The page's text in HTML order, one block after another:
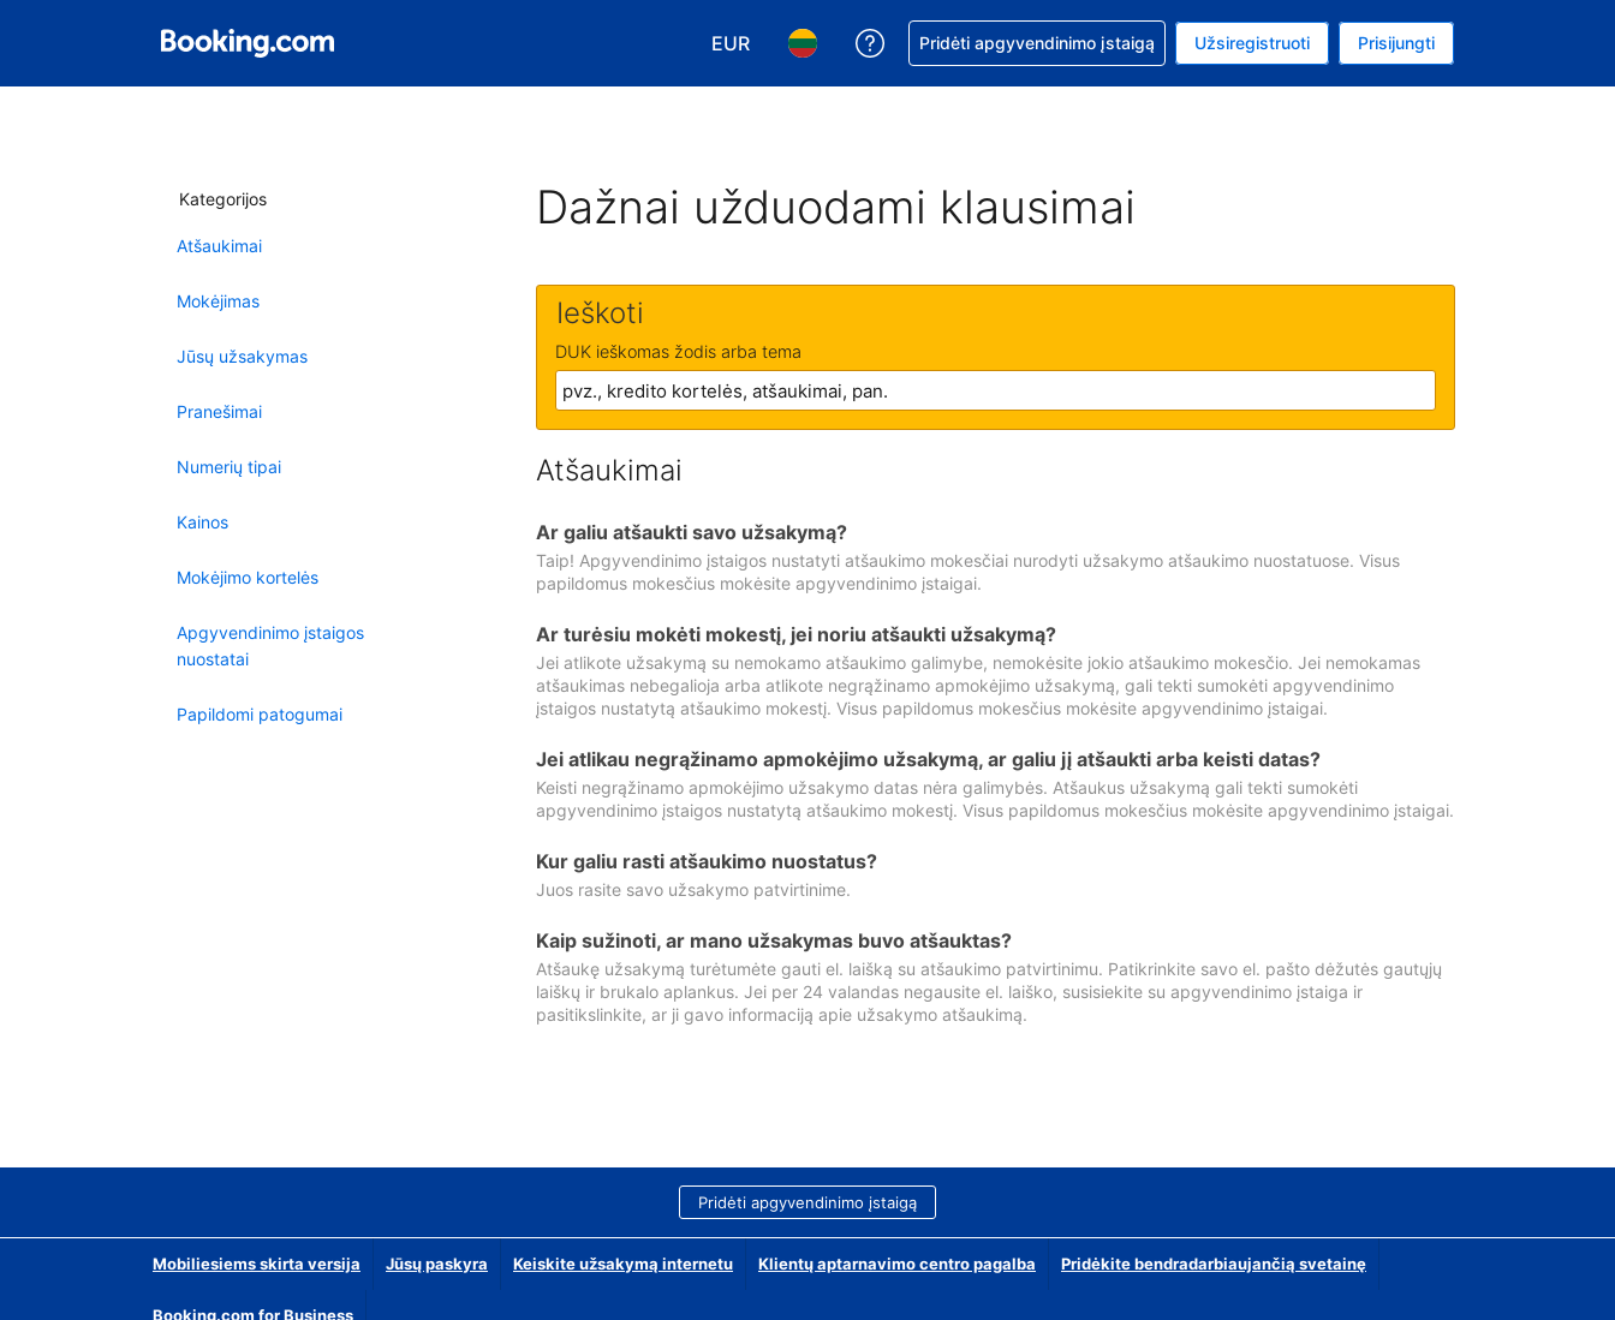
EUR
Pasirinkite valiutą. Jūsų pasirinkta valiuta: Euras
Pasirinkite kalbą. Jūsų pasirinkta kalba: Lietuvių
Pagalba dėl užsakymo
Pridėti apgyvendinimo įstaigą Užsiregistruoti Prisijungti
Kategorijos
Atšaukimai
Mokėjimas
Jūsų užsakymas
Pranešimai
Numerių tipai
Kainos
Mokėjimo kortelės
Apgyvendinimo įstaigos
nuostatai
Papildomi patogumai
Dažnai užduodami klausimai
Ieškoti
DUK ieškomas žodis arba tema
Atšaukimai
Ar galiu atšaukti savo užsakymą?
Taip! Apgyvendinimo įstaigos nustatyti atšaukimo mokesčiai nurodyti užsakymo atšaukimo nuostatuose. Visus
papildomus mokesčius mokėsite apgyvendinimo įstaigai.
Ar turėsiu mokėti mokestį, jei noriu atšaukti užsakymą?
Jei atlikote užsakymą su nemokamo atšaukimo galimybe, nemokėsite jokio atšaukimo mokesčio. Jei nemokamas
atšaukimas nebegalioja arba atlikote negrąžinamo apmokėjimo užsakymą, gali tekti sumokėti apgyvendinimo
įstaigos nustatytą atšaukimo mokestį. Visus papildomus mokesčius mokėsite apgyvendinimo įstaigai.
Jei atlikau negrąžinamo apmokėjimo užsakymą, ar galiu jį atšaukti arba keisti datas?
Keisti negrąžinamo apmokėjimo užsakymo datas nėra galimybės. Atšaukus užsakymą gali tekti sumokėti
apgyvendinimo įstaigos nustatytą atšaukimo mokestį. Visus papildomus mokesčius mokėsite apgyvendinimo įstaigai.
Kur galiu rasti atšaukimo nuostatus?
Juos rasite savo užsakymo patvirtinime.
Kaip sužinoti, ar mano užsakymas buvo atšauktas?
Atšaukę užsakymą turėtumėte gauti el. laišką su atšaukimo patvirtinimu. Patikrinkite savo el. pašto dėžutės gautųjų
laiškų ir brukalo aplankus. Jei per 24 valandas negausite el. laiško, susisiekite su apgyvendinimo įstaiga ir
pasitikslinkite, ar ji gavo informaciją apie užsakymo atšaukimą.
Pridėti apgyvendinimo įstaigą
Mobiliesiems skirta versija Jūsų paskyra Keiskite užsakymą internetu Klientų aptarnavimo centro pagalba Pridėkite bendradarbiaujančią svetainę
Booking.com for Business